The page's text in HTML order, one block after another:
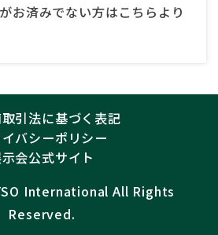
お済みでない方はこちらより
引法に基づく表記
バシーポリシー
会公式サイト
International All Rights
Reserved.